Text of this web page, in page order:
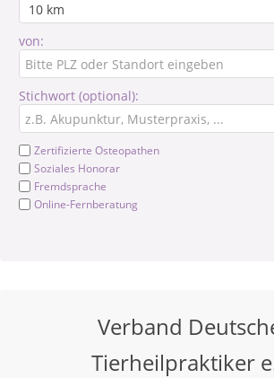
von:
Stichwort (optional):
Zertifizierte Osteopathen
Soziales Honorar
Fremdsprache
Online-Fernberatung
Verband
Tierheilpraktiker